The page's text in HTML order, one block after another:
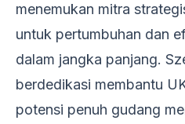
menemukan mitra
untuk pertumbuhan dan
dalam jangka panjang.
berdedikasi membantu
potensi penuh gudang